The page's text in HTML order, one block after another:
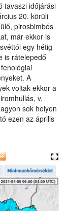
tavaszi időjárási
20. körüli
pirosbimbós
már ekkor is
egy hétig
is rátelepedő
A
voltak ekkor a
v.
sok helyen
ezen az április